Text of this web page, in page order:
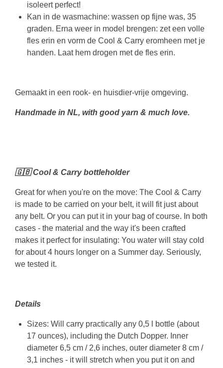
isoleert perfect!
Kan in de wasmachine: wassen op fijne was, 35
graden. Erna weer in model brengen: zet een volle
fles erin en vorm de Cool & Carry eromheen met je
handen. Laat hem drogen met de fles erin.
Gemaakt in een rook- en huisdier-vrije omgeving.
Handmade in NL, with good yarn & much love.
🇬🇧 Cool & Carry bottleholder
Great for when you're on the move: The Cool & Carry
is made to be carried on your belt, it will fit just about
any belt. Or you can put it in your bag of course. In both
cases - the material and the way it's been crafted
makes it perfect for insulating: You water will stay cold
for about 4 hours longer on a Summer day. Seriously,
we tested it.
Details
Sizes: Will carry practically any 0,5 l bottle (about
17 ounces), including the Dutch Dopper. Inner
diameter 6,5 cm / 2,6 inches, outer diameter 8 cm /
3,1 inches - it will stretch when you put it on and